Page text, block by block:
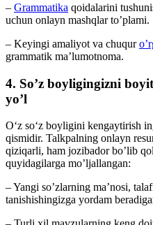
– Grammatika qoidalarini
uchun onlayn mashqlar to’plami.
– Keyingi amaliyot va chuqur
grammatik ma’lumotnoma.
4. So’z boyligingizni
yo’l
O‘z so‘z boyligini kengaytirish
qismidir. Talkpalning onlayn
qiziqarli, ham jozibador bo’lib
quyidagilarga mo’ljallangan:
– Yangi so’zlarning ma’nosi,
tanishishingizga yordam